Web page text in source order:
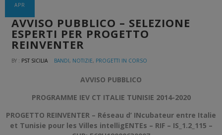
APR
AVVISO PUBBLICO – SELEZIONE
ESPERTI PER PROGETTO
REINVENTER
BY : PST SICILIA BANDI, NOTIZIE, PROGETTI IN CORSO
AVVISO PUBBLICO
PROGRAMME IEV CT ITALIE TUNISIE 2014-2020
PROGETTO REINVENTER – Réseau d’ INcubateur entre Italie
et Tunisie pour les Villes intelligENTEs – RIF – IS_1.2_115 –